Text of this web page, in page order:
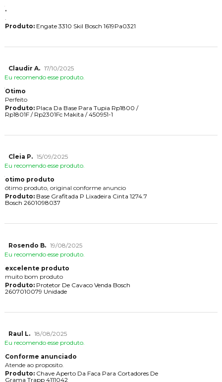
.
Produto:Engate 3310 Skil Bosch 1619Pa0321
Claudir A. 17/10/2025
Eu recomendo esse produto.
Otimo
Perfeito
Produto:Placa Da Base Para Tupia Rp1800 /
Rp1801F / Rp2301Fc Makita / 450951-1
Cleia P. 15/09/2025
Eu recomendo esse produto.
otimo produto
ótimo produto, original conforme anuncio
Produto:Base Grafitada P Lixadeira Cinta 1274.7
Bosch 2601098037
Rosendo B. 19/08/2025
Eu recomendo esse produto.
excelente produto
muito bom produto
Produto:Protetor De Cavaco Venda Bosch
2607010079 Unidade
Raul L. 18/08/2025
Eu recomendo esse produto.
Conforme anunciado
Atende ao proposito.
Produto:Chave Aperto Da Faca Para Cortadores De
Grama Trapp 4111042